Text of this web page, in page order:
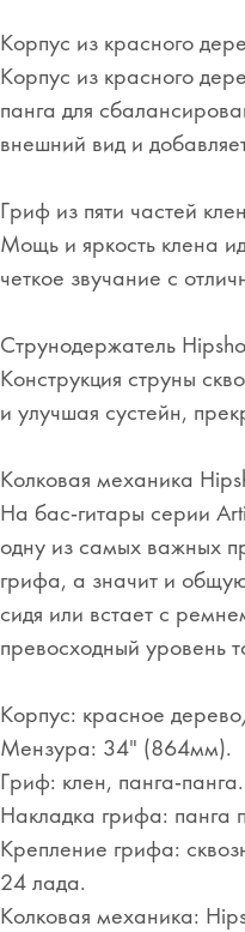
Корпус из красного
Корпус из красного
панга для
внешний вид и
Гриф из пяти частей
Мощь и яркость клена
четкое звучание с
Струнодержатель
Конструкция струны
и улучшая сустейн,
Колковая механика
На бас-гитары серии
одну из самых важных
грифа, а значит и
сидя или встает с
превосходный уровень
Корпус: красное
Мензура: 34" (864мм).
Гриф: клен, панга-панга.
Накладка грифа: панга
Крепление грифа:
24 лада.
Колковая механика: